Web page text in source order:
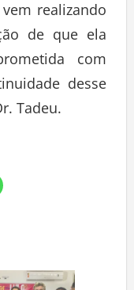
realizando
de que ela
com
desse
Tadeu.